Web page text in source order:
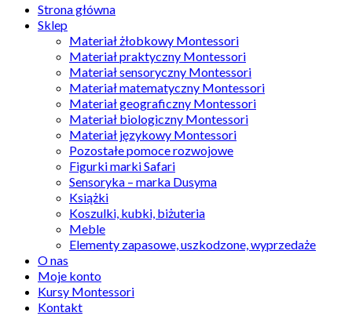
Strona główna
Sklep
Materiał żłobkowy Montessori
Materiał praktyczny Montessori
Materiał sensoryczny Montessori
Materiał matematyczny Montessori
Materiał geograficzny Montessori
Materiał biologiczny Montessori
Materiał językowy Montessori
Pozostałe pomoce rozwojowe
Figurki marki Safari
Sensoryka – marka Dusyma
Książki
Koszulki, kubki, biżuteria
Meble
Elementy zapasowe, uszkodzone, wyprzedaże
O nas
Moje konto
Kursy Montessori
Kontakt